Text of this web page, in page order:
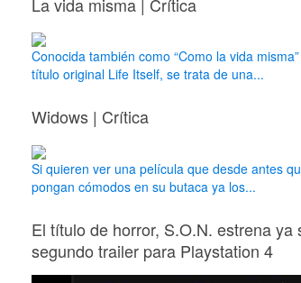
Conocida también como “Como la vida
título original Life Itself, se trata de una...
Widows | Crítica
Si quieren ver una película que desde antes
pongan cómodos en su butaca ya los...
El título de horror, S.O.N. estrena ya
segundo trailer para Playstation 4